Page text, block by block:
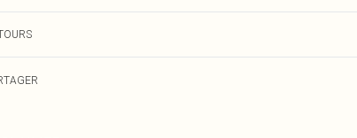
noter que nous ne pouvons pas rembourser les masques tendance,